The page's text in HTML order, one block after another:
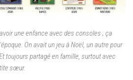
une enfance avec des consoles ; ça
On avait un jeu à Noël, un autre pour
toujours partagé en famille, surtout avec
sœur.